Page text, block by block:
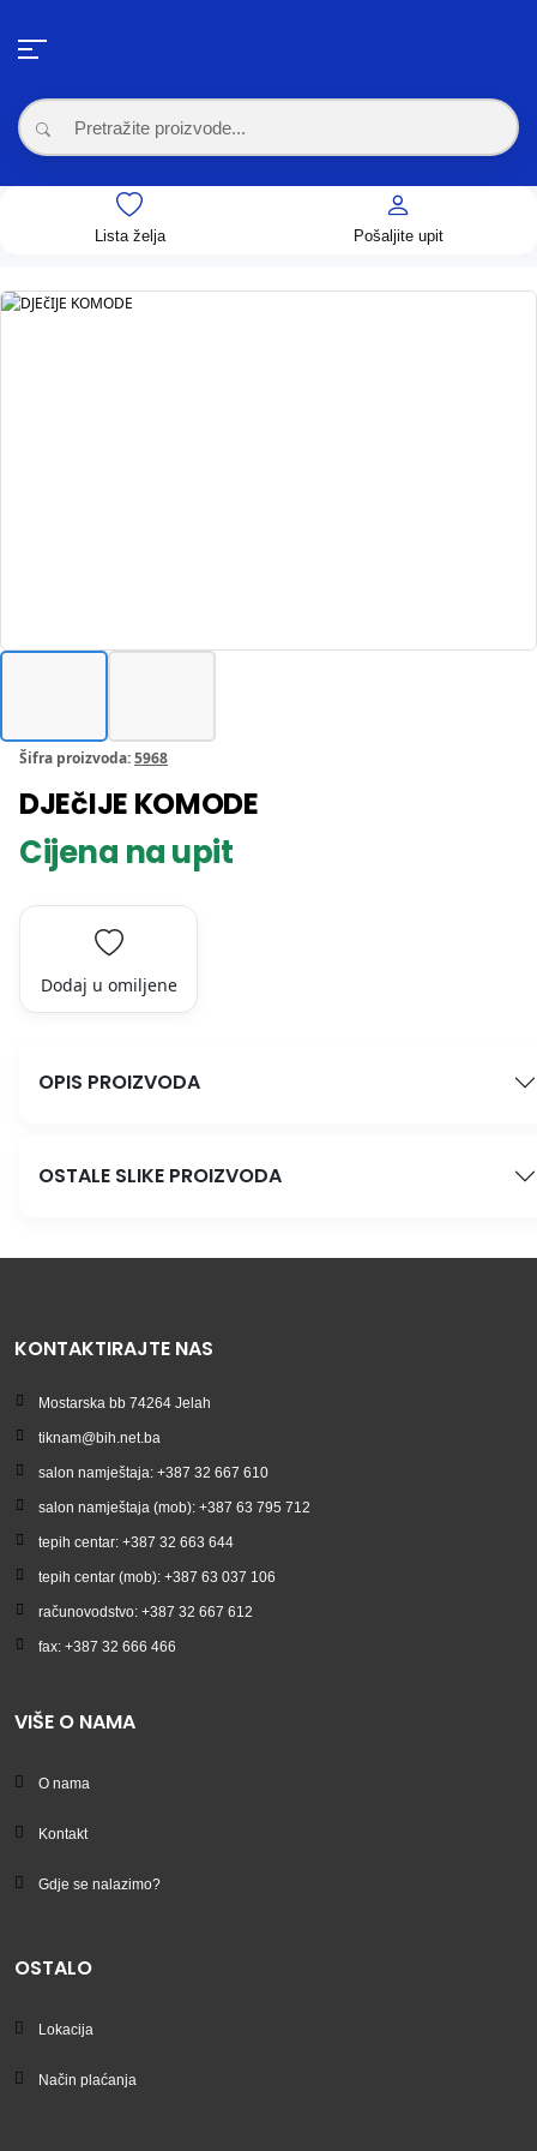
Lista želja Pošaljite upit
Šifra proizvoda:5968
DJEčIJE KOMODE
Cijena na upit
Dodaj u omiljene
OPIS PROIZVODA
OSTALE SLIKE PROIZVODA
KONTAKTIRAJTE NAS
Mostarska bb 74264 Jelah
tiknam@bih.net.ba
salon namještaja: +387 32 667 610
salon namještaja (mob): +387 63 795 712
tepih centar: +387 32 663 644
tepih centar (mob): +387 63 037 106
računovodstvo: +387 32 667 612
fax: +387 32 666 466
VIŠE O NAMA
O nama
Kontakt
Gdje se nalazimo?
OSTALO
Lokacija
Način plaćanja